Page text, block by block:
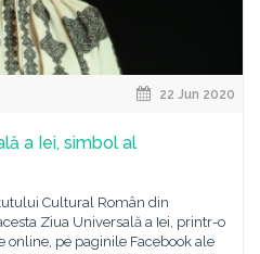
22 Jun 2020
a Iei, simbol al
Cultural Român din
Ziua Universală a Iei, printr-o
online, pe paginile Facebook ale